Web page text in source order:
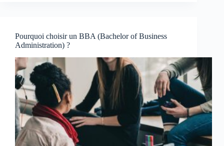
Pourquoi choisir un BBA (Bachelor of Business
Administration) ?